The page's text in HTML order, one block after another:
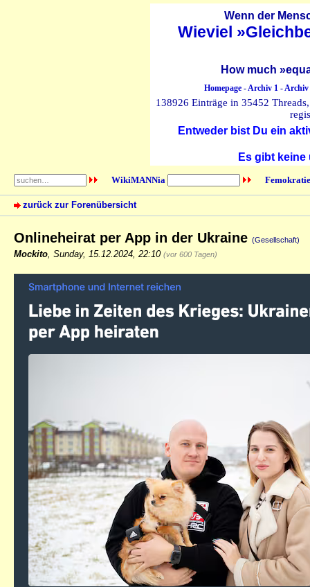
Wenn der
Wieviel
How much
Homepage-Archiv 1-Archiv
138926 Einträge in 35452
Entweder bist Du ein
Es gibt
WikiMANNia
zurück zur Forenübersicht
Onlineheirat per App in der Ukraine (Gesellschaft)
Mockito Sunday, 15.12.2024, 22:10 (vor 600 Tagen)